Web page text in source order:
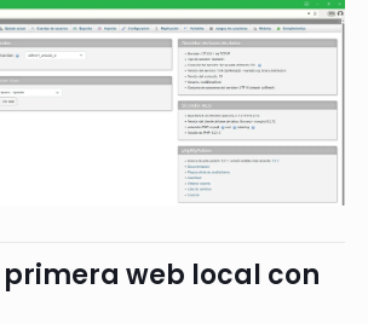
primera web local con